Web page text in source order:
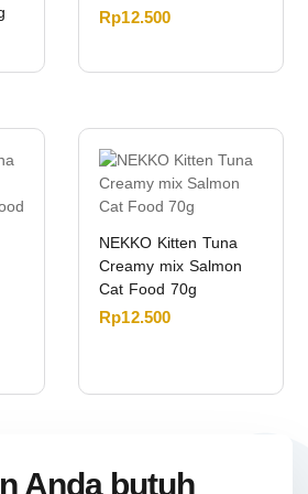
Rp12.500
NEKKO Kitten Tuna
Creamy mix Salmon
Cat Food 70g
Rp12.500
Anda butuh